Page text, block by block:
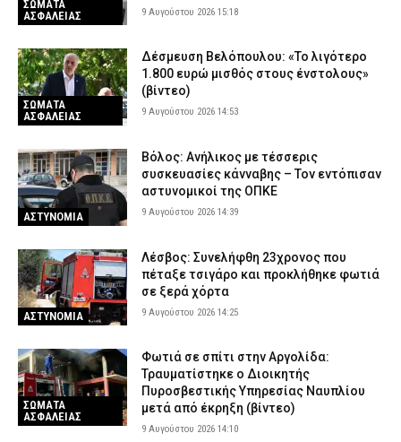
ΣΩΜΑΤΑ
ΑΣΦΑΛΕΙΑΣ
9 Αυγούστου 2026 15:18
ΣΩΜΑΤΑ
ΑΣΦΑΛΕΙΑΣ
Δέσμευση Βελόπουλου: «Το λιγότερο
1.800 ευρώ μισθός στους ένστολους»
(βίντεο)
9 Αυγούστου 2026 14:53
ΑΣΤΥΝΟΜΙΑ
Βόλος: Ανήλικος με τέσσερις
συσκευασίες κάνναβης – Τον εντόπισαν
αστυνομικοί της ΟΠΚΕ
9 Αυγούστου 2026 14:39
ΑΣΤΥΝΟΜΙΑ
Λέσβος: Συνελήφθη 23χρονος που
πέταξε τσιγάρο και προκλήθηκε φωτιά
σε ξερά χόρτα
9 Αυγούστου 2026 14:25
ΣΩΜΑΤΑ
ΑΣΦΑΛΕΙΑΣ
Φωτιά σε σπίτι στην Αργολίδα:
Τραυματίστηκε o Διοικητής
Πυροσβεστικής Υπηρεσίας Ναυπλίου
μετά από έκρηξη (βίντεο)
9 Αυγούστου 2026 14:10